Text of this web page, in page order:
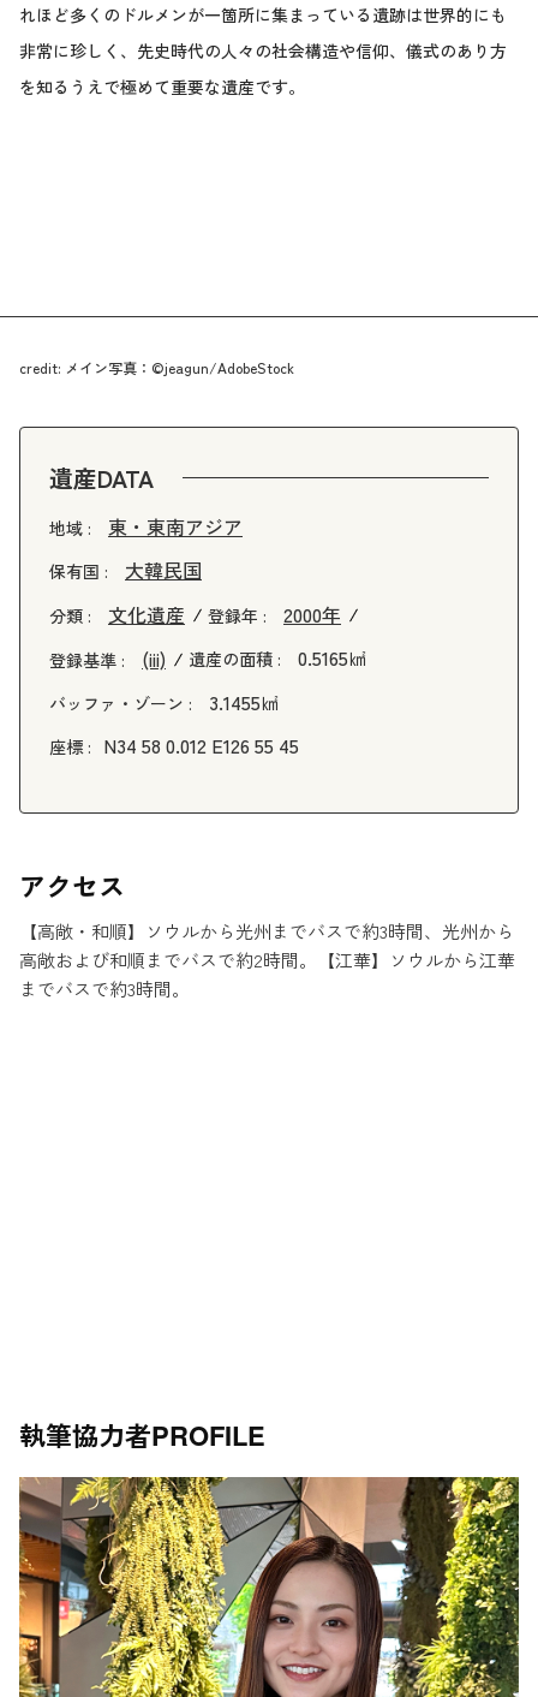
れほど多くのドルメンが一箇所に集まっている遺跡は世界的にも
非常に珍しく、先史時代の人々の社会構造や信仰、儀式のあり方
を知るうえで極めて重要な遺産です。
credit: メイン写真：©jeagun/AdobeStock
遺産DATA
地域 : 東・東南アジア
保有国 : 大韓民国
分類 : 文化遺産 登録年 : 2000年
登録基準 : (iii) 遺産の面積 : 0.5165㎢
バッファ・ゾーン : 3.1455㎢
座標 : N34 58 0.012 E126 55 45
アクセス
【高敞・和順】ソウルから光州までバスで約3時間、光州から
高敞および和順までバスで約2時間。【江華】ソウルから江華
までバスで約3時間。
執筆協力者PROFILE